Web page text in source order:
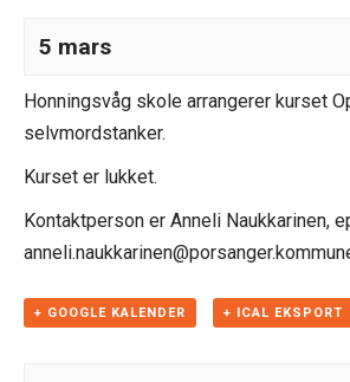
5 mars
Honningsvåg skole arrangerer kurset
selvmordstanker.
Kurset er lukket.
Kontaktperson er Anneli Naukkarinen,
+ GOOGLE KALENDER + ICAL EKSPORT